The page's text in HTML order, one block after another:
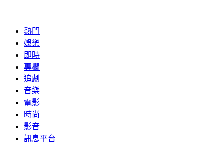
熱門
娛樂
即時
專欄
追劇
音樂
電影
時尚
影音
訊息平台